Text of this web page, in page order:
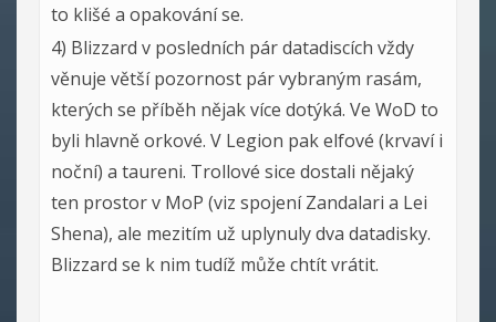
to klišé a opakování se.
4) Blizzard v posledních pár datadiscích vždy
věnuje větší pozornost pár vybraným rasám,
kterých se příběh nějak více dotýká. Ve WoD to
byli hlavně orkové. V Legion pak elfové (krvaví i
noční) a taureni. Trollové sice dostali nějaký
ten prostor v MoP (viz spojení Zandalari a Lei
Shena), ale mezitím už uplynuly dva datadisky.
Blizzard se k nim tudíž může chtít vrátit.